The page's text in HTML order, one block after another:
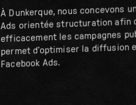
À Dunkerque, nous concevons
Ads orientée structuration afin
efficacement les campagnes
permet d’optimiser la
Facebook Ads.